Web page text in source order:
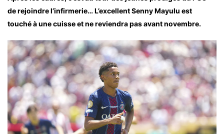
de rejoindre l’infirmerie… L’excellent Senny Mayulu est
touché à une cuisse et ne reviendra pas avant novembre.